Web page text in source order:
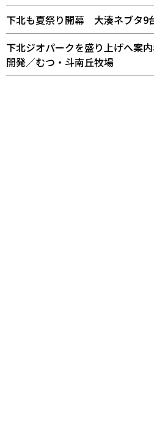
下北も夏祭り開幕 大湊ネブタ9
下北ジオパークを盛り上げへ案
開発／むつ・斗南丘牧場